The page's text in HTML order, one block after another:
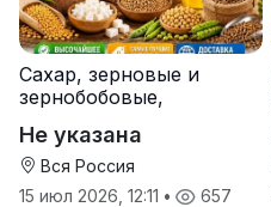
Сахар, зерновые и
зернобобовые,
корма
Не указана
Вся Россия
15 июл 2026, 12:11 • 657